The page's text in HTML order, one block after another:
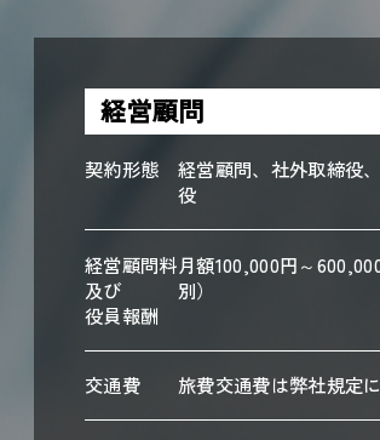
経営顧問
契約形態
経営顧問、社外取締役
役
経営顧問料
及び
役員報酬
月額100,000円～
別）
交通費 旅費交通費は弊社規定